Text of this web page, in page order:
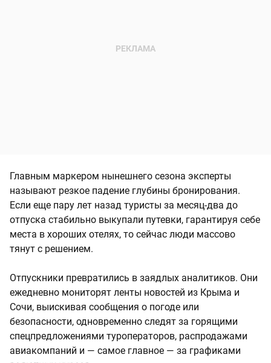
Главным маркером нынешнего сезона эксперты
называют резкое падение глубины бронирования.
Если еще пару лет назад туристы за месяц-два до
отпуска стабильно выкупали путевки, гарантируя себе
места в хороших отелях, то сейчас люди массово
тянут с решением.
Отпускники превратились в заядлых аналитиков. Они
ежедневно мониторят ленты новостей из Крыма и
Сочи, выискивая сообщения о погоде или
безопасности, одновременно следят за горящими
спецпредложениями туроператоров, распродажами
авиакомпаний и — самое главное — за графиками